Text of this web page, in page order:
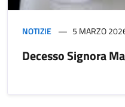
NOTIZIE 5 MARZO
Decesso Signora